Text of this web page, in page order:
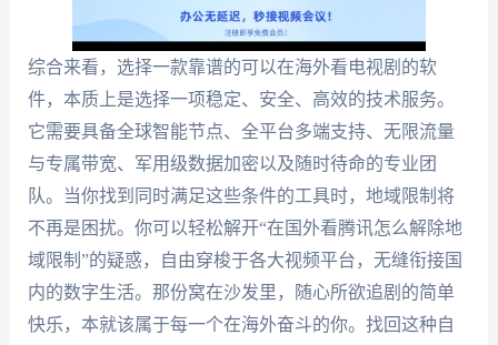
综合来看，选择一款靠谱的可以在海外看电视剧的软
件，本质上是选择一项稳定、安全、高效的技术服务。
它需要具备全球智能节点、全平台多端支持、无限流量
与专属带宽、军用级数据加密以及随时待命的专业团
队。当你找到同时满足这些条件的工具时，地域限制将
不再是困扰。你可以轻松解开“在国外看腾讯怎么解除地
域限制”的疑惑，自由穿梭于各大视频平台，无缝衔接国
内的数字生活。那份窝在沙发里，随心所欲追剧的简单
快乐，本就该属于每一个在海外奋斗的你。找回这种自